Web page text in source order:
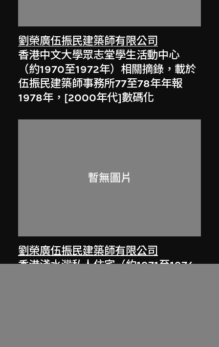
劉榮廣伍振民建築師有限公司
香港中文大學眾志堂學生活動中心
（約1970至1972年）相關摘錄，載於
伍振民建築師事務所77至78年年報
1978年，[2000年代]數碼化
劉榮廣伍振民建築師有限公司
香港淺水灣私人住宅（約1971至1974